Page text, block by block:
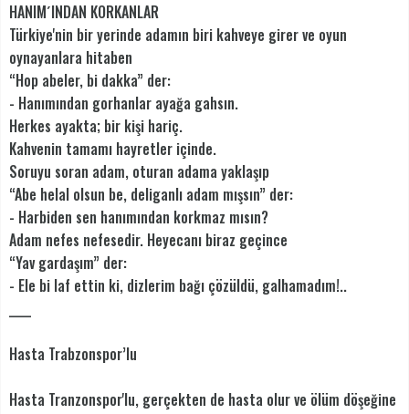
HANIM´INDAN KORKANLAR
Türkiye'nin bir yerinde adamın biri kahveye girer ve oyun
oynayanlara hitaben
“Hop abeler, bi dakka” der:
- Hanımından gorhanlar ayağa gahsın.
Herkes ayakta; bir kişi hariç.
Kahvenin tamamı hayretler içinde.
Soruyu soran adam, oturan adama yaklaşıp
“Abe helal olsun be, deliganlı adam mışsın” der:
- Harbiden sen hanımından korkmaz mısın?
Adam nefes nefesedir. Heyecanı biraz geçince
“Yav gardaşım” der:
- Ele bi laf ettin ki, dizlerim bağı çözüldü, galhamadım!..
Hasta Trabzonspor’lu
Hasta Tranzonspor'lu, gerçekten de hasta olur ve ölüm döşeğine